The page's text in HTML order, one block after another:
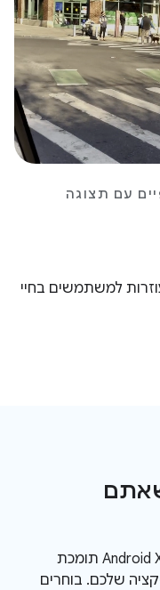
עם תצוגה
למשתמשים בחיי
ערכת פיתוח התוכנה (SDK) של Android XR תומכת
שלכם. בוחרים